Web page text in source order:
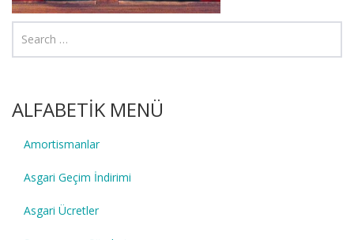
ALFABETİK MENÜ
Amortismanlar
Asgari Geçim İndirimi
Asgari Ücretler